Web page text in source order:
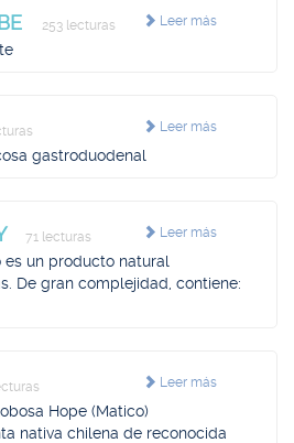
Leer más
253 lecturas
Leer más
gastroduodenal
Leer más
71 lecturas
es un producto natural
De gran complejidad, contiene:
Leer más
Hope (Matico)
nativa chilena de reconocida